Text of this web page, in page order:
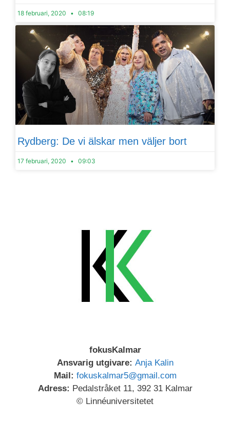
18 februari, 2020 08:19
Rydberg: De vi älskar men väljer bort
17 februari, 2020 09:03
fokusKalmar
Ansvarig utgivare: Anja Kalin
Mail: fokuskalmar5@gmail.com
Adress: Pedalstråket 11, 392 31 Kalmar
© Linnéuniversitetet